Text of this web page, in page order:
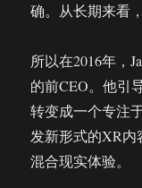
确。从长期来看
所以在2016年，
的前CEO。他引
转变成一个专注
发新形式的XR内
混合现实体验。